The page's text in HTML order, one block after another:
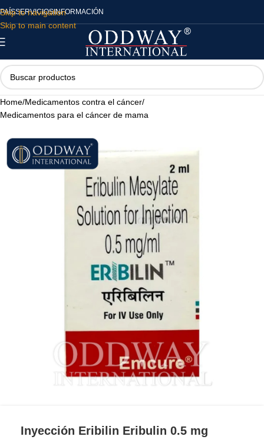
Skip to navigation
Skip to main content
PAÍSSERVICIOSINFORMACIÓN
Home/Medicamentos contra el cáncer/
Medicamentos para el cáncer de mama
Inyección Eribilin Eribulin 0.5 mg